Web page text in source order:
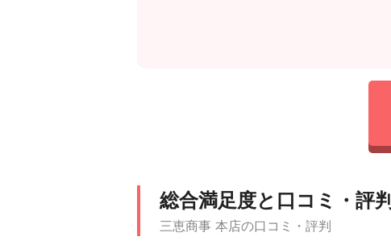
総合満足度と口コミ・評判
三恵商事 本店の口コミ・評判